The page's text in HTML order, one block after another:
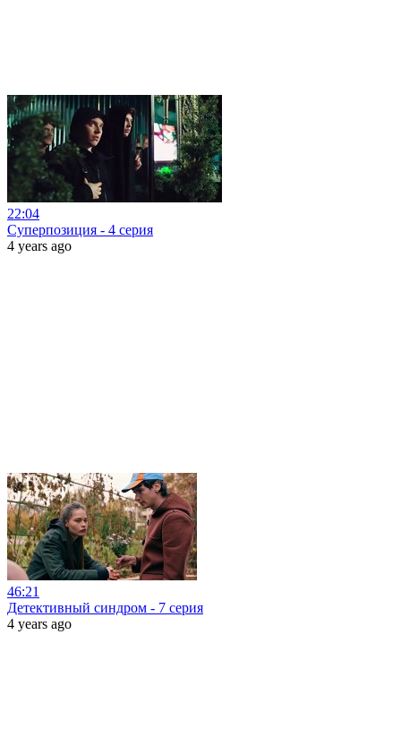
22:04
Суперпозиция - 4 серия
4 years ago
46:21
Детективный синдром - 7 серия
4 years ago